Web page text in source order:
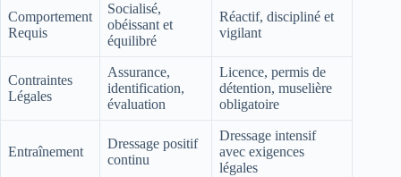
Comportement
Requis
Socialisé,
obéissant et
équilibré
Réactif, discipliné et
vigilant
Contraintes
Légales
Assurance,
identification,
évaluation
Licence, permis de
détention, muselière
obligatoire
Entraînement
Dressage positif
continu
Dressage intensif
avec exigences
légales